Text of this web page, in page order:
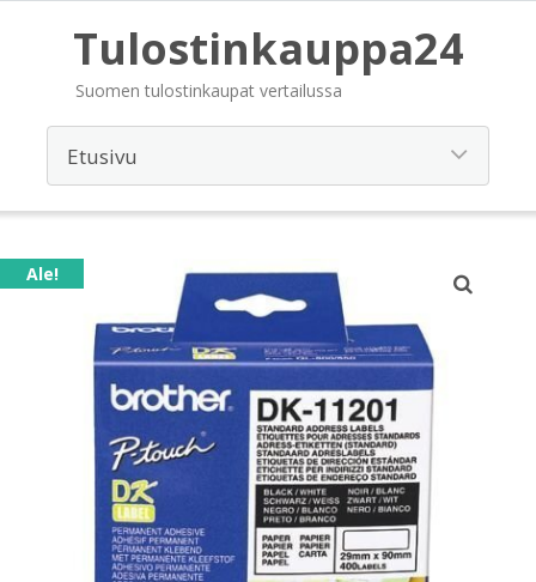
Tulostinkauppa24
Suomen tulostinkaupat vertailussa
Ale!